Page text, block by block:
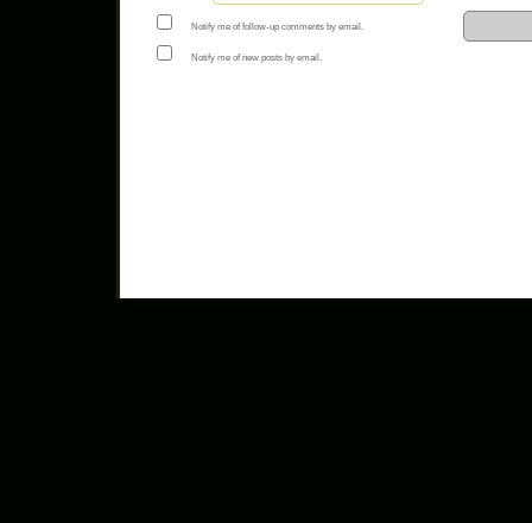
Notify me of follow-up comments by email.
Notify me of new posts by email.